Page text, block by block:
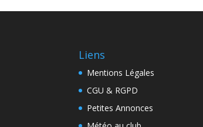
Liens
Mentions Légales
CGU & RGPD
Petites Annonces